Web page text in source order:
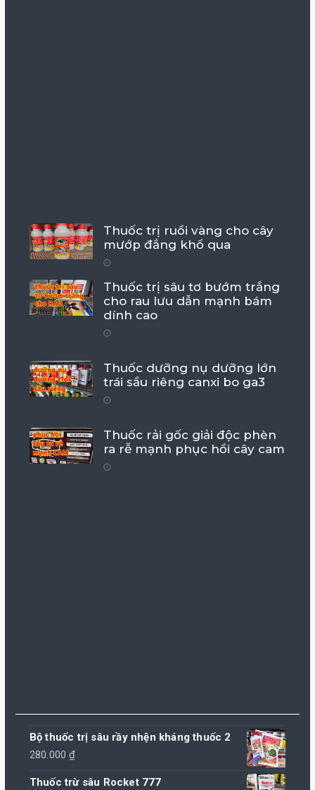
Thuốc trị ruồi vàng cho cây
mướp đắng khổ qua
Thuốc trị sâu tơ bướm trắng
cho rau lưu dẫn mạnh bám
dính cao
Thuốc dưỡng nụ dưỡng lớn
trái sầu riêng canxi bo ga3
Thuốc rải gốc giải độc phèn
ra rễ mạnh phục hồi cây cam
Bộ thuốc trị sâu rầy nhện kháng thuốc 2
280.000₫
Thuốc trừ sâu Rocket 777